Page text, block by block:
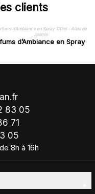
clients
d’Ambiance en Spray
83 05
71
05
8h à 16h